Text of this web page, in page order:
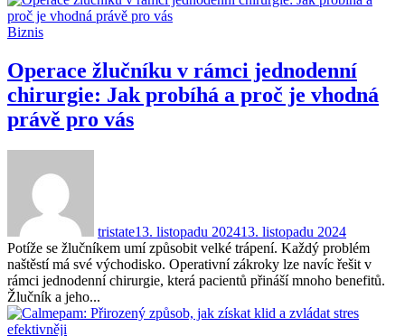
Biznis
Operace žlučníku v rámci jednodenní
chirurgie: Jak probíhá a proč je vhodná
právě pro vás
tristate13. listopadu 202413. listopadu 2024
Potíže se žlučníkem umí způsobit velké trápení. Každý problém
naštěstí má své východisko. Operativní zákroky lze navíc řešit v
rámci jednodenní chirurgie, která pacientů přináší mnoho benefitů.
Žlučník a jeho...